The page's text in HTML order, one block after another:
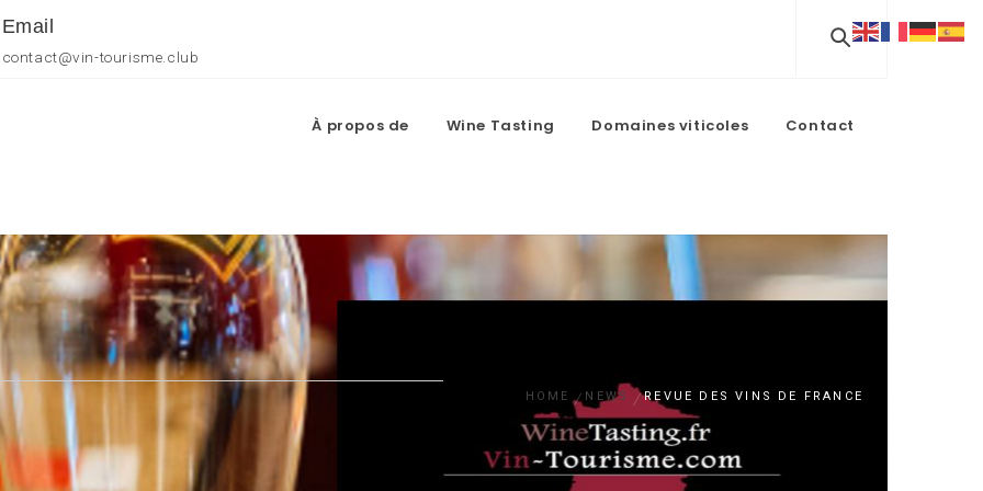
Email
contact@vin-tourisme.club
À propos de Wine Tasting Domaines viticoles Contact
HOME NEWS REVUE DES VINS DE FRANCE